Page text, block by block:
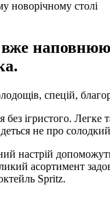
вже
спецій,
без ігристого.
не про
настрій
асортимент
Spritz.